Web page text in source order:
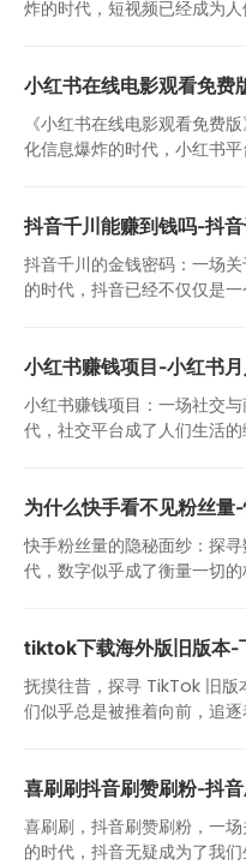
炸的时代，短视频已经成为
小红书在线电影观看免费
《小红书在线电影观看免费
化信息爆炸的时代，小红书
抖音千川能赚到钱吗-抖
抖音千川的金钱密码：一场
的时代，抖音已经不仅仅是
小红书赚钱项目-小红书月
小红书赚钱项目：一场社交
代，社交平台成了人们生活
为什么快手看不见粉丝量
快手粉丝量的隐秘面纱：探
代，数字似乎成了衡量一切
tiktok下载海外版旧版本-
抚摸往昔，探寻 TikTok 旧版
们似乎总是被推着向前，追
喜刷刷抖音刷赞刷粉-抖
喜刷刷，抖音刷赞刷粉，一
的时代，抖音无疑成为了我